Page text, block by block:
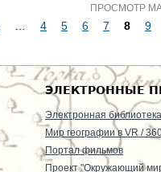
ПРОСМОТР
4 5 6 7 8 9
ЭЛЕКТРОННЫЕ
Электронная библиотека
Мир географии в VR /
Портал фильмов
Проект "Окружающий